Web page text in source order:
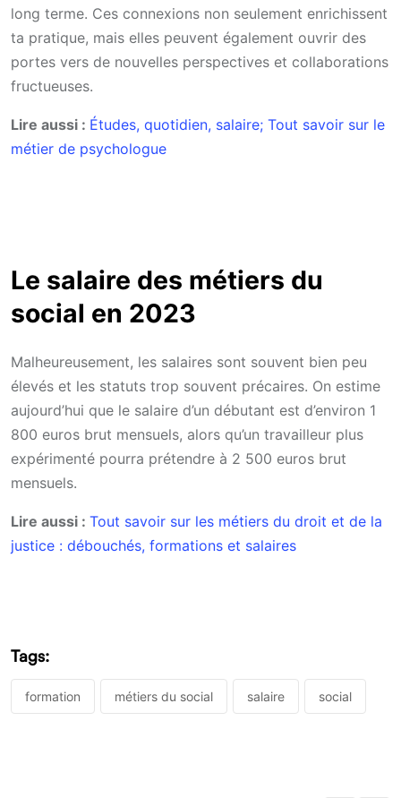
long terme. Ces connexions non seulement enrichissent
ta pratique, mais elles peuvent également ouvrir des
portes vers de nouvelles perspectives et collaborations
fructueuses.
Lire aussi : Études, quotidien, salaire; Tout savoir sur le
métier de psychologue
Le salaire des métiers du
social en 2023
Malheureusement, les salaires sont souvent bien peu
élevés et les statuts trop souvent précaires. On estime
aujourd’hui que le salaire d’un débutant est d’environ 1
800 euros brut mensuels, alors qu’un travailleur plus
expérimenté pourra prétendre à 2 500 euros brut
mensuels.
Lire aussi : Tout savoir sur les métiers du droit et de la
justice : débouchés, formations et salaires
Tags:
formation métiers du social salaire social